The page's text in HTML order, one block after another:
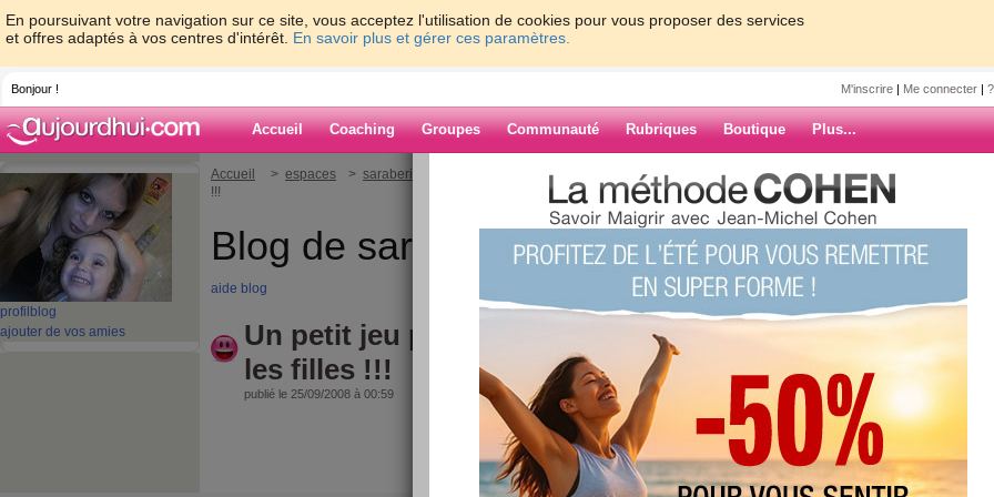
En poursuivant votre navigation sur ce site, vous acceptez l'utilisation de cookies pour vous proposer des services
et offres adaptés à vos centres d'intérêt. En savoir plus et gérer ces paramètres.
Bonjour ! M'inscrire | Me connecter |
Accueil Coaching Groupes Communauté Rubriques Boutique Plus...
profil blog
ajouter de vos amies
Accueil > espaces > saraberille
> Un petit jeu pour vous aujourd'hui les filles
!!!
Blog de saraberille
aide blog
Un petit jeu pour vous aujourd'hui
les filles !!!
publié le 25/09/2008 à 00:59
ARCHIVES